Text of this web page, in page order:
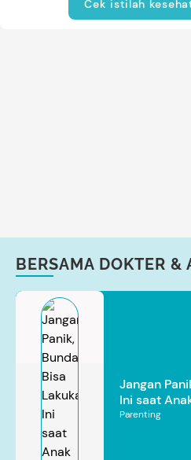
Cek istilah
BERSAMA DOKTER &
Jangan
Ini saat
Parenting